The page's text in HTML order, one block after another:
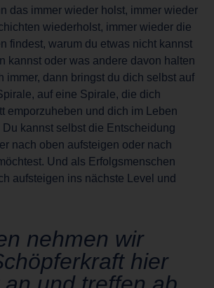
das immer wieder holst, immer wieder
wiederholst, immer wieder die
findest, warum du etwas nicht kannst
kannst oder was andere davon halten
immer, dann bringst du dich selbst auf
auf eine Spirale, die dich
emporzuheben und dich im Leben
kannst selbst die Entscheidung
nach oben aufsteigen oder nach
Und als Erfolgsmenschen
aufsteigen ins nächste Level und
nehmen wir
hier